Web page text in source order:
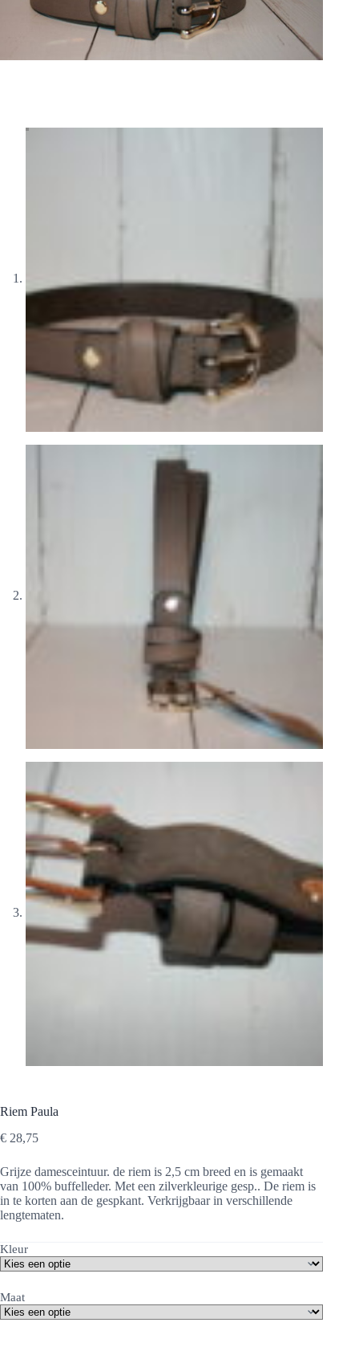
Riem Paula
€ 28,75
Grijze damesceintuur. de riem is 2,5 cm breed en is gemaakt
van 100% buffelleder. Met een zilverkleurige gesp.. De riem is
in te korten aan de gespkant. Verkrijgbaar in verschillende
lengtematen.
Kleur
Maat